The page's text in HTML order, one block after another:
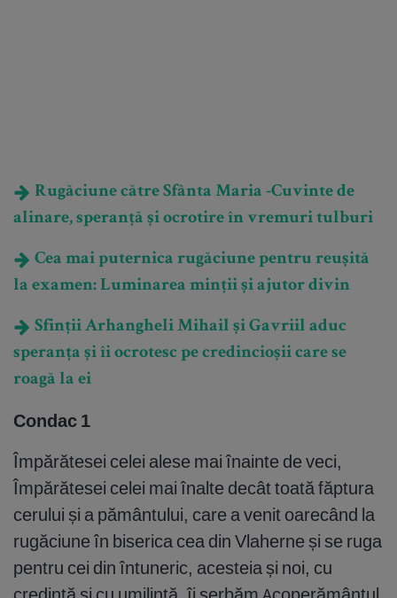
Rugăciune către Sfânta Maria -Cuvinte de
alinare, speranță și ocrotire în vremuri tulburi
Cea mai puternica rugăciune pentru reușită
la examen: Luminarea minții și ajutor divin
Sfinții Arhangheli Mihail și Gavriil aduc
speranța și îi ocrotesc pe credincioșii care se
roagă la ei
Condac 1
Împărătesei celei alese mai înainte de veci,
Împărătesei celei mai înalte decât toată făptura
cerului și a pământului, care a venit oarecând la
rugăciune în biserica cea din Vlaherne și se ruga
pentru cei din întuneric, acesteia și noi, cu